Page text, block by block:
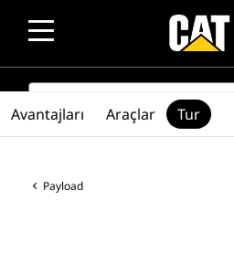
SEARCH
Payload
Avantajları Araçlar Tur